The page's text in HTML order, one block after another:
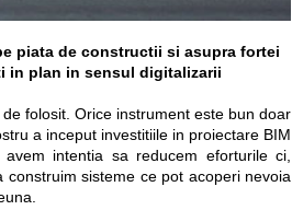
piata de constructii si asupra fortei
in plan in sensul digitalizarii
folosit. Orice instrument este bun doar
a inceput investitiile in proiectare BIM
intentia sa reducem eforturile ci,
sisteme ce pot acoperi nevoia